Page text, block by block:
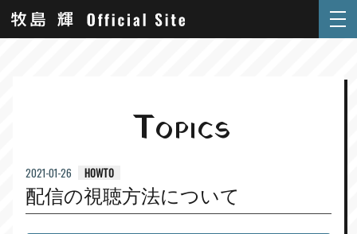
TOPICS
2021-01-26 HOWTO
配信の視聴方法について